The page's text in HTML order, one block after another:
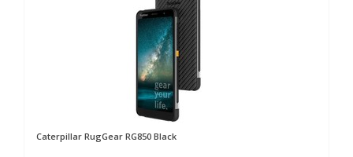
Caterpillar RugGear RG850 Black